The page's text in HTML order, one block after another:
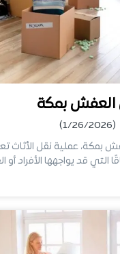
العفش بمكة
(1/26/2026)
بمكة، عملية نقل الأثاث
التي قد يواجهها الأفراد أو